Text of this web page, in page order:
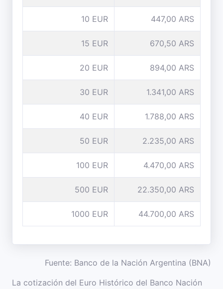
10 EUR 447,00 ARS
15 EUR 670,50 ARS
20 EUR 894,00 ARS
30 EUR 1.341,00 ARS
40 EUR 1.788,00 ARS
50 EUR 2.235,00 ARS
100 EUR 4.470,00 ARS
500 EUR 22.350,00 ARS
1000 EUR 44.700,00 ARS
Fuente: Banco de la Nación Argentina (BNA)
La cotización del Euro Histórico del Banco Nación